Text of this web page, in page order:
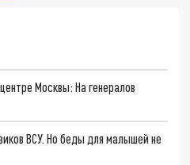
Москвы: На генералов
ВСУ. Но беды для малышей не